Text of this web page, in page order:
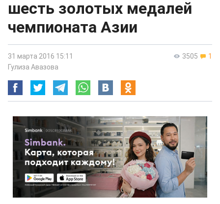
шесть золотых медалей
чемпионата Азии
3505 1
31 марта 2016 15:11
Гулиза Авазова